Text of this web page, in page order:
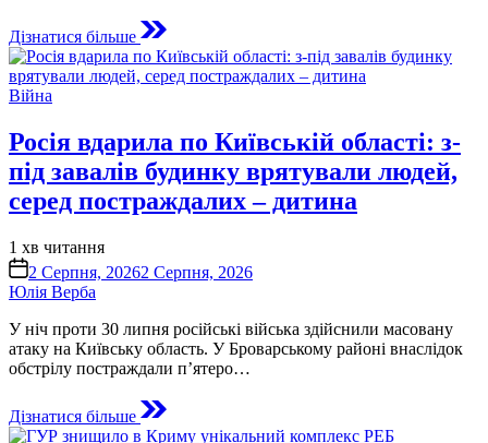
Дізнатися більше
Опублікувати
Війна
Росія вдарила по Київській області: з-
під завалів будинку врятували людей,
серед постраждалих – дитина
Орієнтовний
час
читання
1 хв читання
on 2 Серпня, 20262 Серпня, 2026
Юлія Верба
У ніч проти 30 липня російські війська здійснили масовану
атаку на Київську область. У Броварському районі внаслідок
обстрілу постраждали п’ятеро…
Дізнатися більше